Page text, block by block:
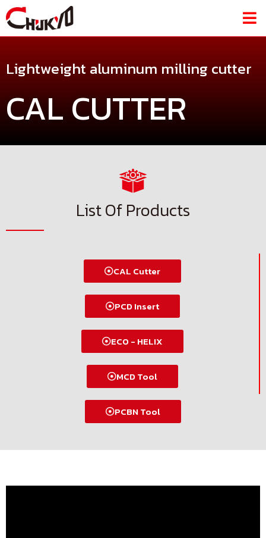
Lightweight aluminum milling cutter
CAL CUTTER
List Of Products
CAL Cutter
PCD Insert
ECO - HELIX
MCD Tool
PCBN Tool